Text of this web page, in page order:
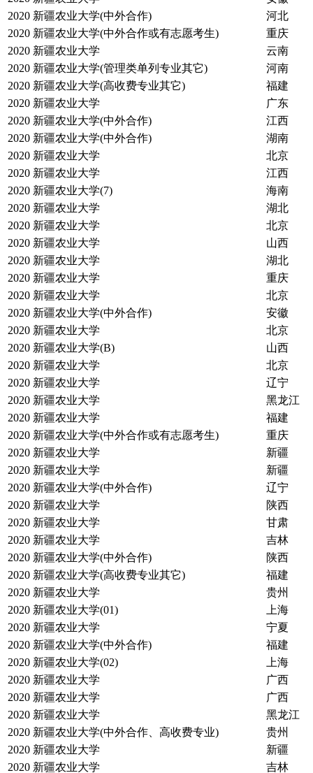
2020 新疆农业大学(中外合作)
河北
2020 新疆农业大学(中外合作或有志愿考生)
重庆
2020 新疆农业大学
云南
2020 新疆农业大学(管理类单列专业其它)
河南
2020 新疆农业大学(高收费专业其它)
福建
2020 新疆农业大学
广东
2020 新疆农业大学(中外合作)
江西
2020 新疆农业大学(中外合作)
湖南
2020 新疆农业大学
北京
2020 新疆农业大学
江西
2020 新疆农业大学(7)
海南
2020 新疆农业大学
湖北
2020 新疆农业大学
北京
2020 新疆农业大学
山西
2020 新疆农业大学
湖北
2020 新疆农业大学
重庆
2020 新疆农业大学
北京
2020 新疆农业大学(中外合作)
安徽
2020 新疆农业大学
北京
2020 新疆农业大学(B)
山西
2020 新疆农业大学
北京
2020 新疆农业大学
辽宁
2020 新疆农业大学
黑龙江
2020 新疆农业大学
福建
2020 新疆农业大学(中外合作或有志愿考生)
重庆
2020 新疆农业大学
新疆
2020 新疆农业大学
新疆
2020 新疆农业大学(中外合作)
辽宁
2020 新疆农业大学
陕西
2020 新疆农业大学
甘肃
2020 新疆农业大学
吉林
2020 新疆农业大学(中外合作)
陕西
2020 新疆农业大学(高收费专业其它)
福建
2020 新疆农业大学
贵州
2020 新疆农业大学(01)
上海
2020 新疆农业大学
宁夏
2020 新疆农业大学(中外合作)
福建
2020 新疆农业大学(02)
上海
2020 新疆农业大学
广西
2020 新疆农业大学
广西
2020 新疆农业大学
黑龙江
2020 新疆农业大学(中外合作、高收费专业)
贵州
2020 新疆农业大学
新疆
2020 新疆农业大学 吉林